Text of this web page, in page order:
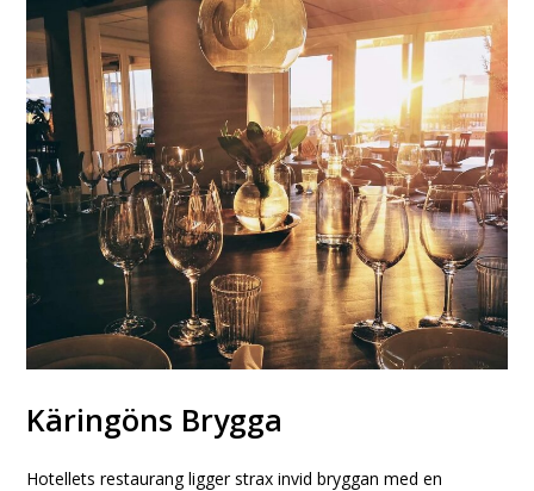
Käringöns Brygga
Hotellets restaurang ligger strax invid bryggan med en